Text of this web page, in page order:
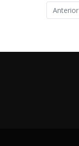
Anterior